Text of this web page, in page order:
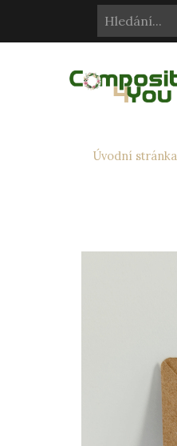
Úvodní stránka